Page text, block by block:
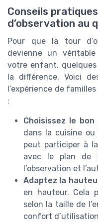
Conseils
d’observation au
Pour que la tour
devienne un
votre enfant,
la différence. Voici
l’expérience de
:
Choisissez le bon
dans la cuisine
peut participer à
avec le plan de
l’observation et
Adaptez la
en hauteur. Cela
selon la taille de
confort